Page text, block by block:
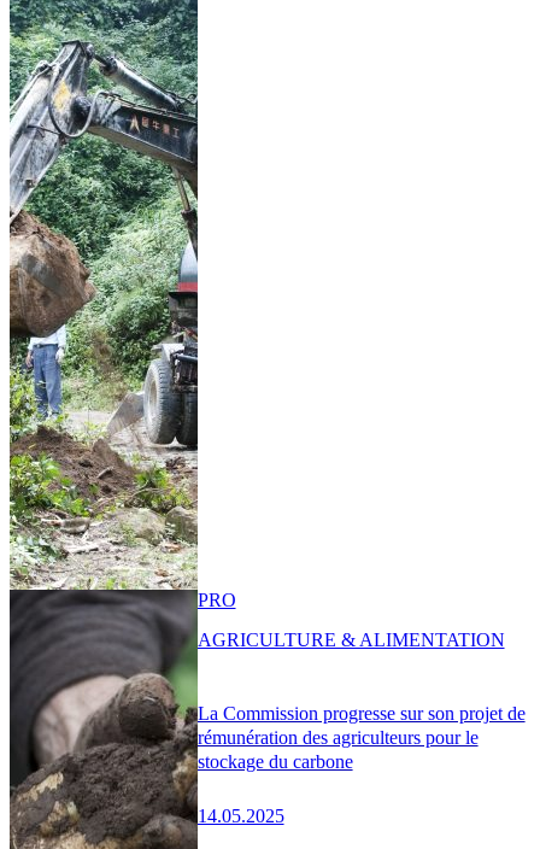
La Commission progresse sur son projet de
rémunération des agriculteurs pour le
stockage du carbone
14.05.2025
PRO
AGRICULTURE & ALIMENTATION